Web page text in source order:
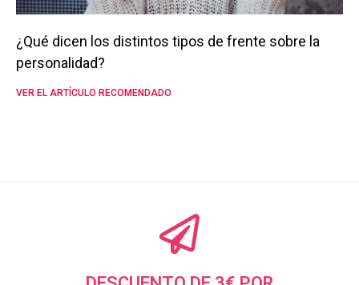
¿Qué dicen los distintos tipos de frente sobre la
personalidad?
VER EL ARTÍCULO RECOMENDADO